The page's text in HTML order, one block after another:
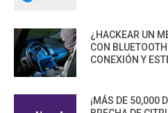
¿HACKEAR UN
CON
CONEXIÓN Y
¡MÁS DE 50,000